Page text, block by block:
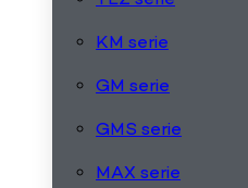
KM serie
GM serie
GMS serie
MAX serie